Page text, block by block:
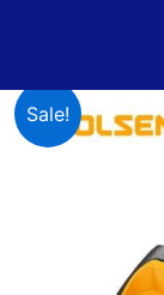
Sale!
BATTERIE
20V
-